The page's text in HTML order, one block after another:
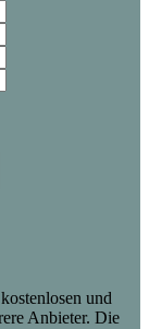
und
Anbieter. Die